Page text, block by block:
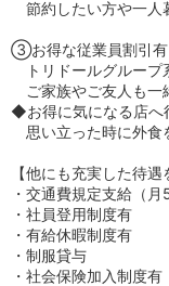
節約したい方や一人
③お得な従業員割引有
トリドールグループ
ご家族やご友人も一
◆お得に気になる店へ
思い立った時に外食
【他にも充実した待遇
・交通費規定支給（月
・社員登用制度有
・有給休暇制度有
・制服貸与
・社会保険加入制度有